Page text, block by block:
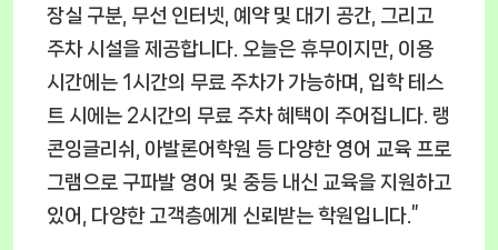
장실 구분, 무선 인터넷, 예약 및 대기 공간, 그리고
주차 시설을 제공합니다. 오늘은 휴무이지만, 이용
시간에는 1시간의 무료 주차가 가능하며, 입학 테스
트 시에는 2시간의 무료 주차 혜택이 주어집니다. 랭
콘잉글리쉬, 아발론어학원 등 다양한 영어 교육 프로
그램으로 구파발 영어 및 중등 내신 교육을 지원하고
있어, 다양한 고객층에게 신뢰받는 학원입니다.”